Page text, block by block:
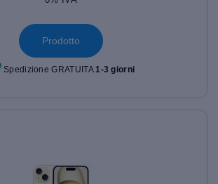
Prodotto
Spedizione GRATUITA1-3 giorni